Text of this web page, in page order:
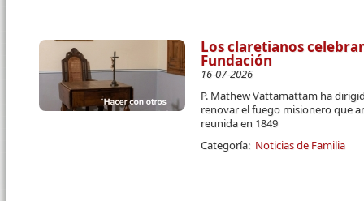
Los claretianos
Fundación
16-07-2026
P. Mathew Vattamattam ha
renovar el fuego misionero que
reunida en 1849
Categoría: Noticias de Familia